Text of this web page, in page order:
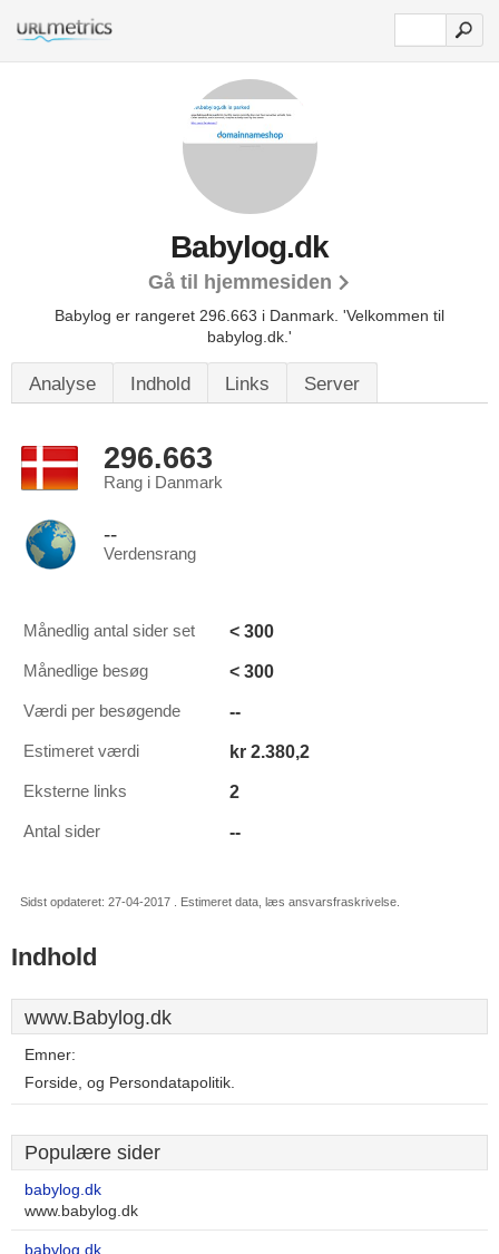
Babylog.dk
Gå til hjemmesiden
Babylog er rangeret 296.663 i Danmark. 'Velkommen til
babylog.dk.'
Analyse Indhold Links Server
296.663
Rang i Danmark
--
Verdensrang
Månedlig antal sider set < 300
Månedlige besøg < 300
Værdi per besøgende --
Estimeret værdi kr 2.380,2
Eksterne links 2
Antal sider --
Sidst opdateret: 27-04-2017 . Estimeret data, læs ansvarsfraskrivelse.
Indhold
www.Babylog.dk
Emner:
Forside, og Persondatapolitik.
Populære sider
babylog.dk
www.babylog.dk
babylog.dk